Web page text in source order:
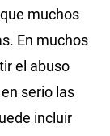
muchos
En muchos
el abuso
serio las
incluir